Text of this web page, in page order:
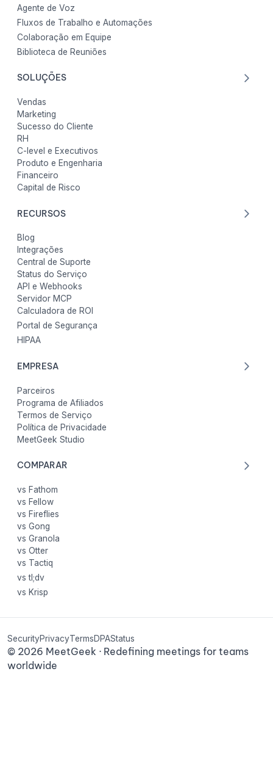
Agente de Voz
Fluxos de Trabalho e Automações
Colaboração em Equipe
Biblioteca de Reuniões
SOLUÇÕES
Vendas
Marketing
Sucesso do Cliente
RH
C-level e Executivos
Produto e Engenharia
Financeiro
Capital de Risco
RECURSOS
Blog
Integrações
Central de Suporte
Status do Serviço
API e Webhooks
Servidor MCP
Calculadora de ROI
Portal de Segurança
HIPAA
EMPRESA
Parceiros
Programa de Afiliados
Termos de Serviço
Política de Privacidade
MeetGeek Studio
COMPARAR
vs Fathom
vs Fellow
vs Fireflies
vs Gong
vs Granola
vs Otter
vs Tactiq
vs tl;dv
vs Krisp
© 2026 MeetGeek · Redefining meetings for teams
worldwide
SecurityPrivacyTermsDPAStatus